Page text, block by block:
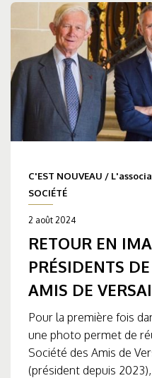
C'EST NOUVEAU /
SOCIÉTÉ
2 août 2024
RETOUR EN
PRÉSIDENTS
AMIS DE
Pour la première fois
une photo permet de
Société des Amis de
(président depuis